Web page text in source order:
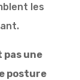
les
pas une
posture